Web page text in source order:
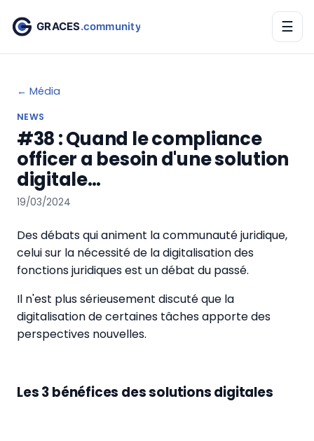
☰
← Média
NEWS
#38 : Quand le compliance
officer a besoin d'une solution
digitale…
19/03/2024
Des débats qui animent la communauté juridique,
celui sur la nécessité de la digitalisation des
fonctions juridiques est un débat du passé.
Il n'est plus sérieusement discuté que la
digitalisation de certaines tâches apporte des
perspectives nouvelles.
Les 3 bénéfices des solutions digitales